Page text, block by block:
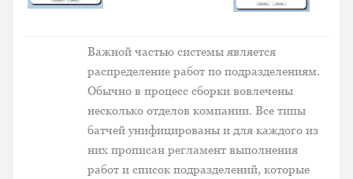
Важной частью системы является
распределение работ по подразделениям.
Обычно в процесс сборки вовлечены
несколько отделов компании. Все типы
батчей унифицированы и для каждого из
них прописан регламент выполнения
работ и список подразделений, которые